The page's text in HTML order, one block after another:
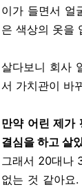
이가 들면서 얼
은 색상의 옷을
살다보니 회사
서 가치관이 바
만약 어린 제가
결심을 하고 살
그래서 20대나
없는 것 같아요